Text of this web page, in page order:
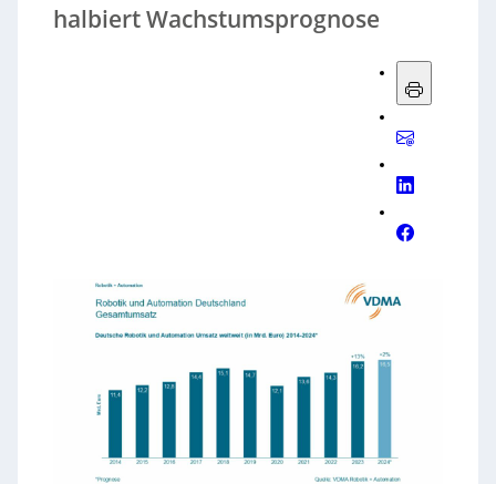
halbiert Wachstumsprognose